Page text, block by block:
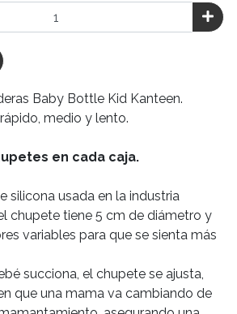
Baby Bottle Kid Kanteen.
medio y lento.
en cada caja.
silicona usada en la industria
chupete tiene 5 cm de diámetro y
variables para que se sienta más
succiona, el chupete se ajusta,
que una mama va cambiando de